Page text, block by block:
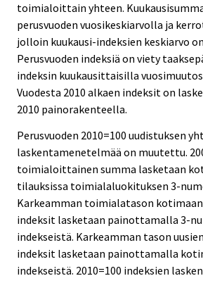
toimialoittain yhteen.
perusvuoden vuosikeskiarvolla ja
jolloin kuukausi-indeksien keskiarvo
Perusvuoden indeksiä on viety
indeksin kuukausittaisilla
Vuodesta 2010 alkaen indeksit on
2010 painorakenteella.
Perusvuoden 2010=100 uudistuksen
laskentamenetelmää on muutettu.
toimialoittainen summa lasketaan
tilauksissa toimialaluokituksen 3-
Karkeamman toimialatason
indeksit lasketaan painottamalla 3-
indekseistä. Karkeamman tason
indeksit lasketaan painottamalla
indekseistä. 2010=100 indeksien